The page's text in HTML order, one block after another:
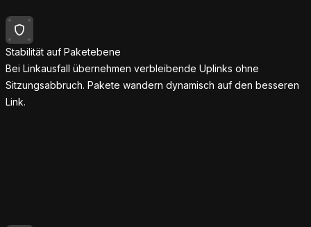
Stabilität auf Paketebene
Bei Linkausfall übernehmen verbleibende Uplinks ohne
Sitzungsabbruch. Pakete wandern dynamisch auf den besseren
Link.